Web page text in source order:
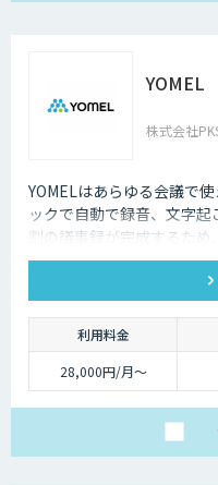
YOMEL
株式会社
YOMELはあらゆる会議で
ックで自動で録音、文字
割の議事録が完成するた
す。
利用料金
28,000円/月〜